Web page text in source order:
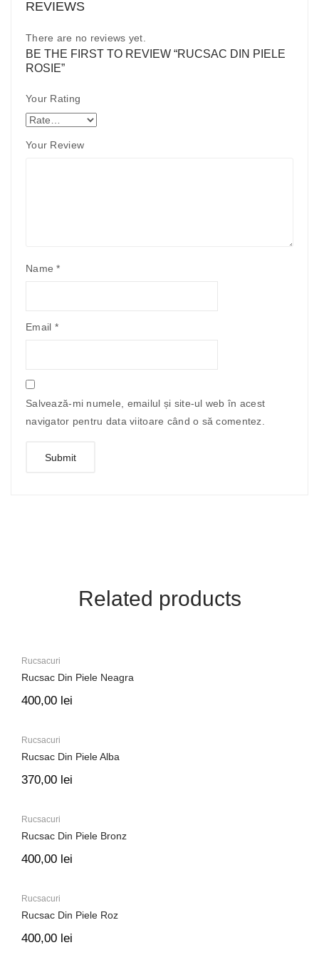
REVIEWS
There are no reviews yet.
BE THE FIRST TO REVIEW “RUCSAC DIN PIELE
ROSIE”
Your Rating
Your Review
Name*
Email *
Salvează-mi numele, emailul și site-ul web în acest
navigator pentru data viitoare când o să comentez.
Related products
Rucsacuri
Rucsac Din Piele Neagra
400,00 lei
Rucsacuri
Rucsac Din Piele Alba
370,00 lei
Rucsacuri
Rucsac Din Piele Bronz
400,00 lei
Rucsacuri
Rucsac Din Piele Roz
400,00 lei